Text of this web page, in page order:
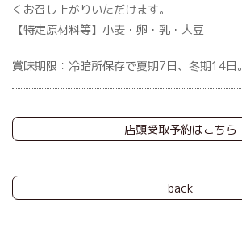
くお召し上がりいただけます。
【特定原材料等】小麦・卵・乳・大豆
賞味期限：冷暗所保存で夏期7日、冬期14日。
店頭受取予約はこちら
back